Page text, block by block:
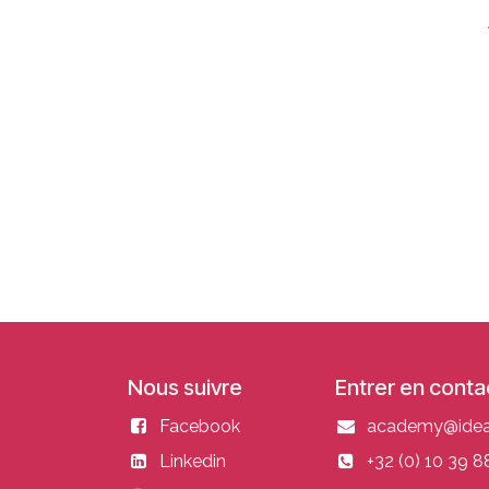
Nous suivre
Facebook
Linkedin
Entrer en
+32 (0) 10 39